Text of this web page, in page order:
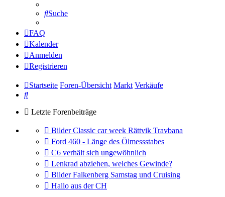
Suche
FAQ
Kalender
Anmelden
Registrieren
Startseite Foren-Übersicht Markt Verkäufe
Suche
Letzte Forenbeiträge
Gehe
zum
letzten
Beitrag
Bilder Classic car week Rättvik Travbana
Gehe
zum
letzten
Beitrag
Ford 460 - Länge des Ölmessstabes
Gehe
zum
letzten
Beitrag
C6 verhält sich ungewöhnlich
Gehe
zum
letzten
Beitrag
Lenkrad abziehen, welches Gewinde?
Gehe
zum
letzten
Bilder Falkenberg Samstag und Cruising
Gehe
Hallo aus der CH